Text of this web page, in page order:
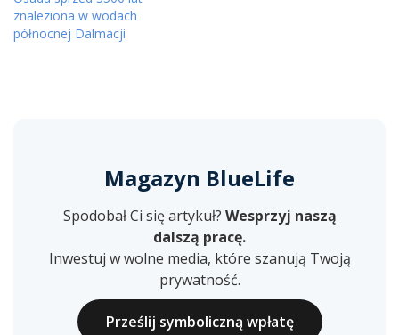
znaleziona w wodach
północnej Dalmacji
Magazyn BlueLife
Spodobał Ci się artykuł? Wesprzyj naszą
dalszą pracę.
Inwestuj w wolne media, które szanują Twoją
prywatność.
Prześlij symboliczną wpłatę